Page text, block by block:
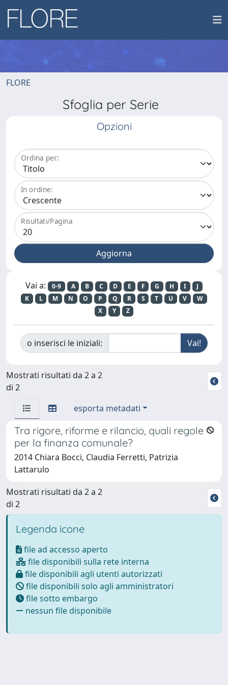
FLORE
Sfoglia per Serie
Opzioni
Ordina per:
In ordine:
Risultati/Pagina
Vai a: 0-9 A B C D E F G H I
J
K
L M N O P Q R S T U V
W
X
Y Z
o inserisci le iniziali:
Mostrati risultati da 2 a 2
di 2
esporta metadati
Tra rigore, riforme e rilancio, quali regole
per la finanza comunale?
2014 Chiara Bocci, Claudia Ferretti, Patrizia
Lattarulo
Mostrati risultati da 2 a 2
di 2
Legenda icone
file ad accesso aperto
file disponibili sulla rete interna
file disponibili agli utenti autorizzati
file disponibili solo agli amministratori
file sotto embargo
nessun file disponibile